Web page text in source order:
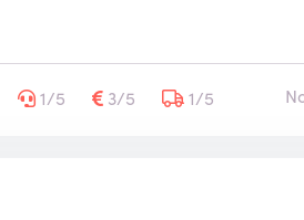
1/5 3/5 1/5